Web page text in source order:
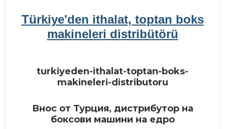
Türkiye'den ithalat, toptan boks
makineleri distribütörü
turkiyeden-ithalat-toptan-boks-
makineleri-distributoru
Внос от Турция, дистрибутор на
боксови машини на едро